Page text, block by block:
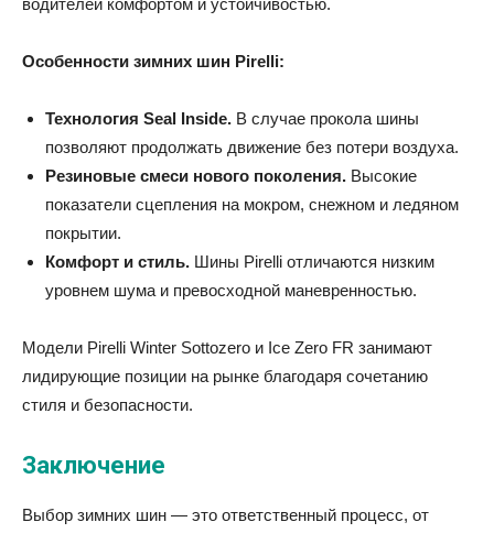
водителей комфортом и устойчивостью.
Особенности зимних шин Pirelli:
Технология Seal Inside. В случае прокола шины
позволяют продолжать движение без потери воздуха.
Резиновые смеси нового поколения. Высокие
показатели сцепления на мокром, снежном и ледяном
покрытии.
Комфорт и стиль. Шины Pirelli отличаются низким
уровнем шума и превосходной маневренностью.
Модели Pirelli Winter Sottozero и Ice Zero FR занимают
лидирующие позиции на рынке благодаря сочетанию
стиля и безопасности.
Заключение
Выбор зимних шин — это ответственный процесс, от